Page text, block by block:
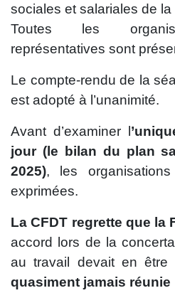
sociales et salariales de la
Toutes les
représentatives sont
Le compte-rendu de la
est adopté à l’unanimité.
Avant d’examiner l
jour (le bilan du plan
2025), les
exprimées.
La CFDT regrette que la
accord lors de la
au travail devait en être
quasiment jamais réunie